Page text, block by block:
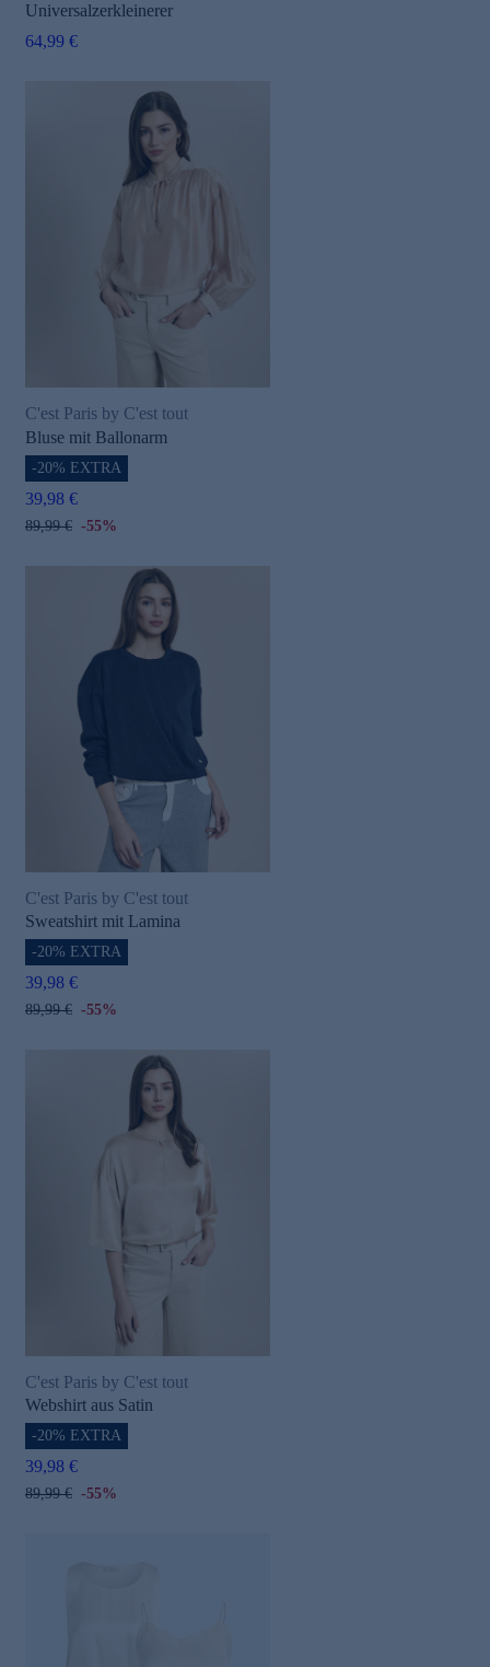
Universalzerkleinerer
64,99 €
C'est Paris by C'est tout
Bluse mit Ballonarm
-20% EXTRA
39,98 €
89,99 € -55%
C'est Paris by C'est tout
Sweatshirt mit Lamina
-20% EXTRA
39,98 €
89,99 € -55%
C'est Paris by C'est tout
Webshirt aus Satin
-20% EXTRA
39,98 €
89,99 € -55%